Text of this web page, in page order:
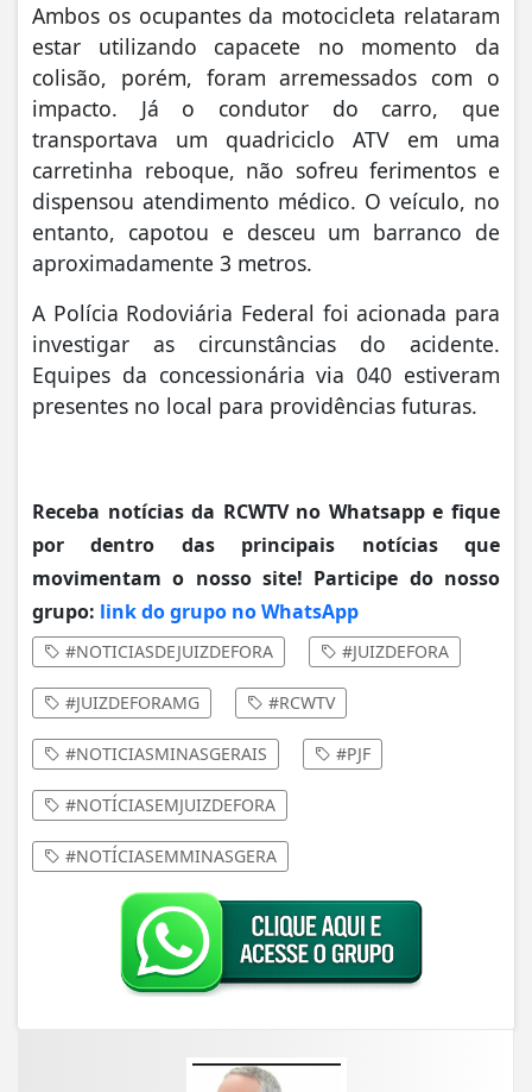
Ambos os ocupantes da motocicleta relataram
estar utilizando capacete no momento da
colisão, porém, foram arremessados com o
impacto. Já o condutor do carro, que
transportava um quadriciclo ATV em uma
carretinha reboque, não sofreu ferimentos e
dispensou atendimento médico. O veículo, no
entanto, capotou e desceu um barranco de
aproximadamente 3 metros.
A Polícia Rodoviária Federal foi acionada para
investigar as circunstâncias do acidente.
Equipes da concessionária via 040 estiveram
presentes no local para providências futuras.
Receba notícias da RCWTV no Whatsapp e fique
por dentro das principais notícias que
movimentam o nosso site! Participe do nosso
grupo: link do grupo no WhatsApp
#NOTICIASDEJUIZDEFORA #JUIZDEFORA
#JUIZDEFORAMG #RCWTV
#NOTICIASMINASGERAIS #PJF
#NOTÍCIASEMJUIZDEFORA
#NOTÍCIASEMMINASGERA